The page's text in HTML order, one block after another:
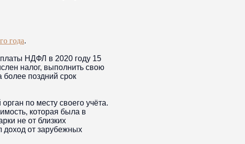
года.
НДФЛ в 2020 году 15
налог, выполнить свою
поздний срок
по месту своего учёта.
которая была в
не от близких
доход от зарубежных